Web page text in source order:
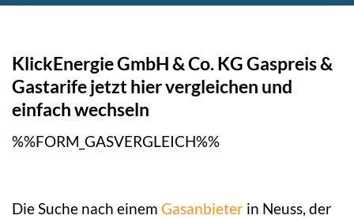
KlickEnergie GmbH & Co. KG Gaspreis &
Gastarife jetzt hier vergleichen und
einfach wechseln
%%FORM_GASVERGLEICH%%
Die Suche nach einem Gasanbieter in Neuss, der